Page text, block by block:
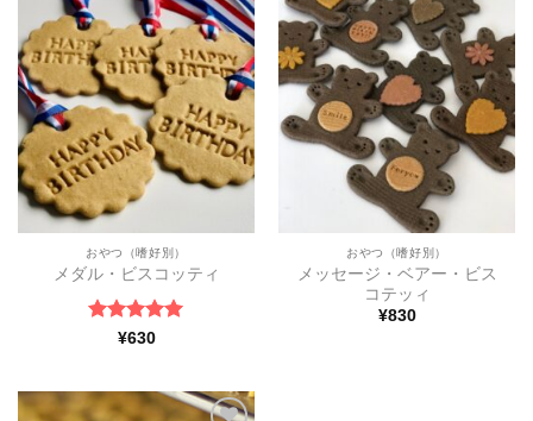
ほし
い物
リス
トに
追加
おやつ（嗜好別）
メダル・ビスコッティ
5段階中5
¥630
ほし
い物
リス
トに
追加
おやつ（嗜好別）
メッセージ・ベアー・ビス
コテッィ
¥830